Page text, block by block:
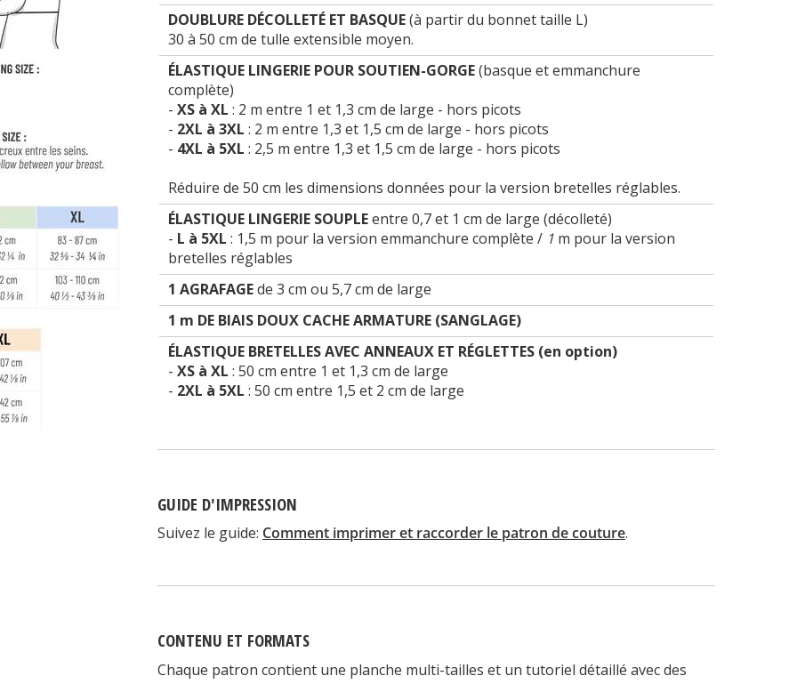
DOUBLURE DÉCOLLETÉ ET BASQUE(à partir du bonnet taille L)
30 à 50 cm de tulle extensible moyen.
ÉLASTIQUE LINGERIE POUR SOUTIEN-GORGE(basque et emmanchure
complète)
- XS à XL : 2 m entre 1 et 1,3 cm de large - hors picots
- 2XL à 3XL : 2 m entre 1,3 et 1,5 cm de large - hors picots
- 4XL à 5XL : 2,5 m entre 1,3 et 1,5 cm de large - hors picots
Réduire de 50 cm les dimensions données pour la version bretelles réglables.
ÉLASTIQUE LINGERIE SOUPLEentre 0,7 et 1 cm de large (décolleté)
- L à 5XL : 1,5 m pour la version emmanchure complète / 1 m pour la version
bretelles réglables
1 AGRAFAGEde 3 cm ou 5,7 cm de large
1 m DE BIAIS DOUX CACHE ARMATURE (SANGLAGE)
ÉLASTIQUE BRETELLES AVEC ANNEAUX ET RÉGLETTES (en option)
- XS à XL : 50 cm entre 1 et 1,3 cm de large
- 2XL à 5XL : 50 cm entre 1,5 et 2 cm de large
GUIDE D'IMPRESSION
Suivez le guide: Comment imprimer et raccorder le patron de couture.
CONTENU ET FORMATS
Chaque patron contient une planche multi-tailles et un tutoriel détaillé avec des